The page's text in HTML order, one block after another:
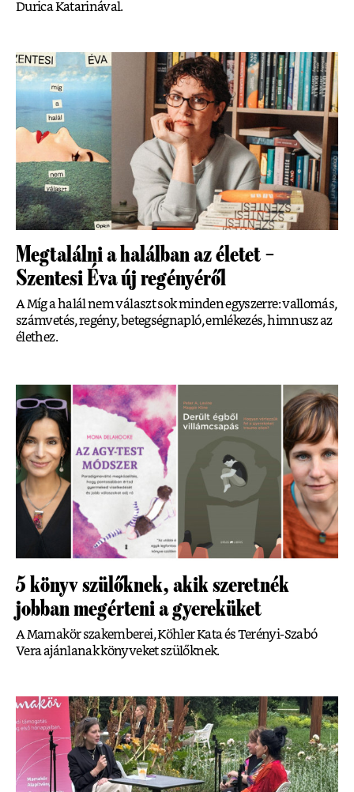
Durica Katarinával.
Megtalálni a halálban az életet –
Szentesi Éva új regényéről
A Míg a halál nem választ sok minden egyszerre: vallomás,
számvetés, regény, betegségnapló, emlékezés, himnusz az
élethez.
5 könyv szülőknek, akik szeretnék
jobban megérteni a gyereküket
A Mamakör szakemberei, Köhler Kata és Terényi-Szabó
Vera ajánlanak könyveket szülőknek.